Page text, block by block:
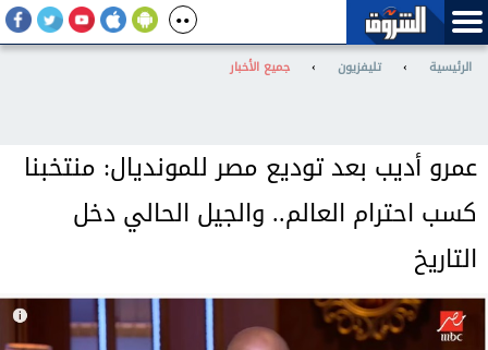
الرئيسية › تليفزيون › جميع الأخبار
عمرو أديب بعد توديع مصر للمونديال: منتخبنا
كسب احترام العالم.. والجيل الحالي دخل
التاريخ